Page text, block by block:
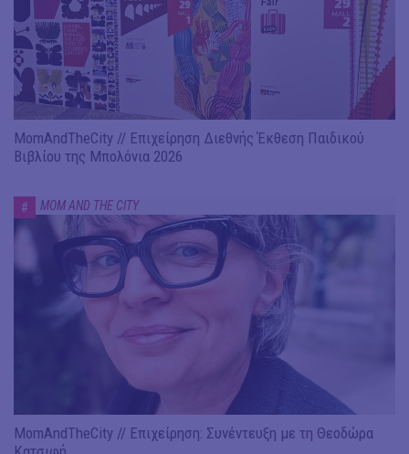
MomAndTheCity // Επιχείρηση Διεθνής Έκθεση Παιδικού
Βιβλίου της Μπολόνια 2026
# MOM AND THE CITY
MomAndTheCity // Επιχείρηση: Συνέντευξη με τη Θεοδώρα